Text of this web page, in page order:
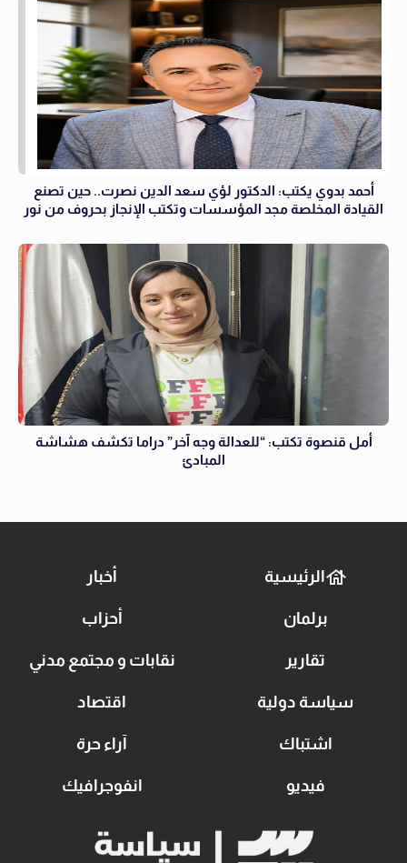
أحمد بدوي يكتب: الدكتور لؤي سعد الدين نصرت.. حين تصنع
القيادة المخلصة مجد المؤسسات وتكتب الإنجاز بحروف من نور
أمل قنصوة تكتب: “للعدالة وجه آخر” دراما تكشف هشاشة
المبادئ
الرئيسية أخبار
برلمان أحزاب
تقارير نقابات و مجتمع مدني
سياسة دولية اقتصاد
اشتباك آراء حرة
فيديو انفوجرافيك